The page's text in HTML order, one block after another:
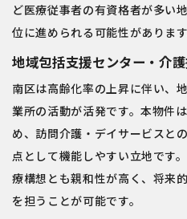
ど医療従事者の有資格者が多い
位に進められる可能性があります
地域包括支援センター・介
南区は高齢化率の上昇に伴い、
業所の活動が活発です。本物件
め、訪問介護・デイサービスと
点として機能しやすい立地です
療構想とも親和性が高く、将来
を担うことが可能です。